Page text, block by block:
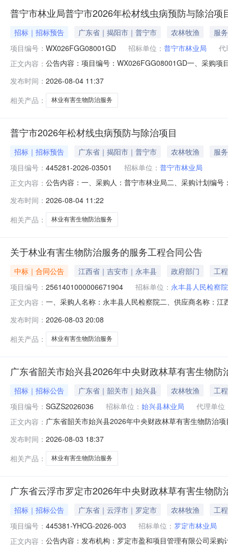
普宁市林业局普宁市2026年松材线虫病预防与除治项
招标｜招标预告 广东省｜揭阳市｜普宁市 农林牧渔
服务
项目编号： WX026FGG08001GD 招标单位： 普宁市林业局
代
正文内容： 公告内容：项目编号：WX026FGG08001GD一、采购
有异议的，可以自公告开始之日起至公告期满后5个工作
发布时间： 2026-08-04 11:37
相关产品：
林业有害生物防治服务
普宁市2026年松材线虫病预防与除治项目
招标｜招标预告 广东省｜揭阳市｜普宁市 农林牧渔
服务
项目编号： 445281-2026-03501 招标单位： 普宁市林业局
正文内容： 公告内容：一、采购人：普宁市林业局二、采购计划编
发布时间： 2026-08-04 11:22
相关产品：
林业有害生物防治服务
关于林业有害生物防治服务的服务工程合同公告
中标｜合同公告 江西省｜吉安市｜永丰县 政府部门
工程
项目编号： 2561401000006671904 招标单位： 永丰县人民检察院
正文内容： 一、采购人名称：永丰县人民检察院二、供应商名称：
要求或标的基本概况：七、其它事项：无八、联系方式1
名称：
发布时间： 2026-08-03 20:08
相关产品：
林业有害生物防治服务
广东省韶关市始兴县2026年中央财政林草有害生物防
招标｜招标公告 广东省｜韶关市｜始兴县 农林牧渔
工程
项目编号： SGZS2026036 招标单位： 始兴县林业局
代理单位
正文内容： 广东省韶关市始兴县2026年中央财政林草有害生物防治
中央财政林草有害生物防治项目采购方式：竞争性磋商
30
发布时间： 2026-08-03 18:37
相关产品：
林业有害生物防治服务
广东省云浮市罗定市2026年中央财政林草有害生物防
招标｜招标公告 广东省｜云浮市｜罗定市 农林牧渔
工程
项目编号： 445381-YHCG-2026-003 招标单位： 罗定市林业局
正文内容： 公告内容：发布机构：罗定市盈和项目管理有限公司采